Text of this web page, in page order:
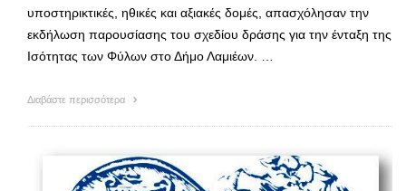
υποστηρικτικές, ηθικές και αξιακές δομές, απασχόλησαν την
εκδήλωση παρουσίασης του σχεδίου δράσης για την ένταξη της
Ισότητας των Φύλων στο Δήμο Λαμιέων. …
Διαβάστε περισσότερα